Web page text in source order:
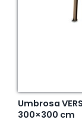
Umbrosa
300×300 cm